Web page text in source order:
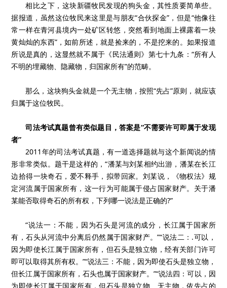
相比之下，这块新疆牧民发现的狗头金，其性质要简单些。
据报道，虽然这位牧民来这里是与朋友“合伙探金”，但是“他像往
常一样在青河县境内一处矿区转悠，突然看到地面上裸露着一块
黄灿灿的东西”，如前所述，就是捡来的，不是挖来的。如果报道
所说是真的，这显然就不属于《民法通则》第七十九条：“所有人
不明的埋藏物、隐藏物，归国家所有”的范畴。
那么，这块狗头金就是一个无主物，按照“先占”原则，就应该
归属于这位牧民。
司法考试真题曾有类似题目，答案是“不需要许可即属于发现
者”
2011年的司法考试真题，有一道选择题就与这个新闻说的情
形非常类似。题干是这样的，“潘某与刘某相约出游，潘某在长江
边拾得一块奇石，爱不释手，拟带回家。刘某说，《物权法》规
定河流属于国家所有，这一行为可能属于侵占国家财产。关于潘
某能否取得奇石的所有权，下列哪一说法是正确的?”
“说法一：不能，因为石头是河流的成分，长江属于国家所
有，石头从河流中分离后仍然属于国家财产。”“说法二：.可以，
因为即使长江属于国家所有，但石头是独立物，经有关部门许可
即可以取得其所有权。”“说法三：不能，因为即使石头是独立物，
但长江属于国家所有，石头也属于国家财产。”“说法四：可以，因
为即使长江属于国家所有，但石头是独立物、无主物，依先占的